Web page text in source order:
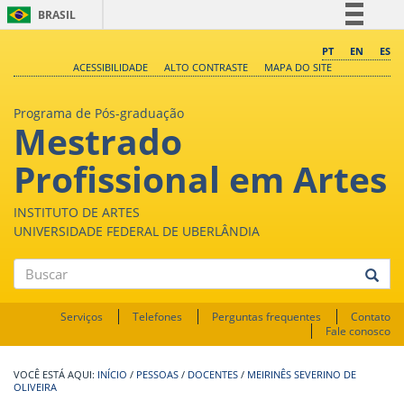
BRASIL
Comunica BR
Canais
PT EN
ES
ACESSIBILIDADE
ALTO CONTRASTE MAPA DO SITE
Programa de Pós-graduação
Mestrado
Profissional em Artes
INSTITUTO DE ARTES
UNIVERSIDADE FEDERAL DE UBERLÂNDIA
Buscar
Serviços Telefones Perguntas frequentes
Contato
Fale conosco
INÍCIO / PESSOAS / DOCENTES / MEIRINÊS SEVERINO DE
OLIVEIRA